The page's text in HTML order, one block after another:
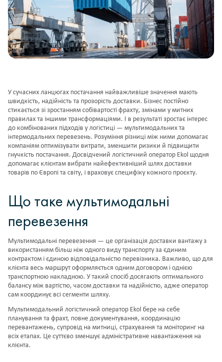
У сучасних ланцюгах постачання найважливіше значення мають
швидкість, надійність та прозорість доставки. Бізнес постійно
стикається зі зростанням собівартості фрахту, змінами у митних
правилах та іншими трансформаціями. І в результаті зростає інтерес
до комбінованих підходів у логістиці — мультимодальних та
інтермодальних перевезень. Розуміння різниці між ними допомагає
компаніям оптимізувати витрати, зменшити ризики й підвищити
гнучкість постачання. Досвідчений логістичний оператор Ekol щодня
допомагає клієнтам вибрати найефективніший шлях доставки
товарів по Європі та світу, і враховує специфіку кожного проєкту.
Що таке мультимодальні
перевезення
Мультимодальні перевезення — це організація доставки вантажу з
використанням більш ніж одного виду транспорту за єдиним
контрактом і єдиною відповідальністю перевізника. Важливо, що для
клієнта весь маршрут оформляється одним договором і однією
транспортною накладною. У такий спосіб досягають оптимального
балансу між вартістю, часом доставки та надійністю, адже оператор
сам координує всі сегменти шляху.
Мультимодальний логістичний оператор Ekol бере на себе
планування та фрахт, повне документування, координацію
перевантажень, супровід на митниці, страхування та моніторинг на
всіх етапах. Це суттєво зменшує адміністративне навантаження на
клієнта.